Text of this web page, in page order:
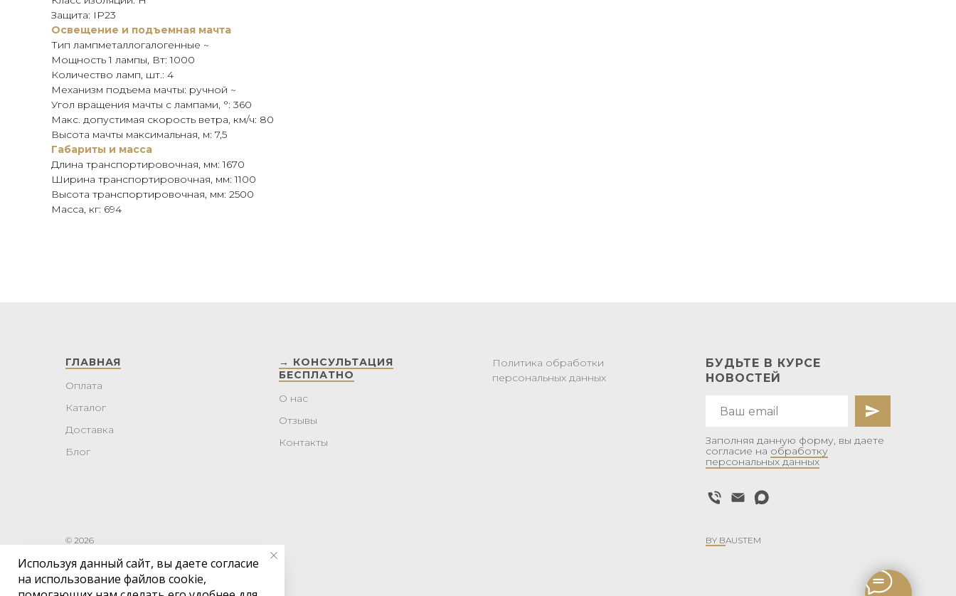
Защита: IP23
Освещение и подъемная мачта
Тип лампметаллогалогенные ~
Мощность 1 лампы, Вт: 1000
Количество ламп, шт.: 4
Механизм подъема мачты: ручной ~
Угол вращения мачты с лампами, °: 360
Макс. допустимая скорость ветра, км/ч: 80
Высота мачты максимальная, м: 7,5
Габариты и масса
Длина транспортировочная, мм: 1670
Ширина транспортировочная, мм: 1100
Высота транспортировочная, мм: 2500
Масса, кг: 694
ГЛАВНАЯ
Оплата
Каталог
Доставка
Блог
→ КОНСУЛЬТАЦИЯ
БЕСПЛАТНО
О нас
Отзывы
Контакты
Политика обработки
персональных данных
БУДЬТЕ В КУРСЕ
НОВОСТЕЙ
Заполняя данную форму, вы даете
согласие на обработку
персональных данных
© 2026 BY BAUSTEM
Используя данный сайт, вы даете согласие
на использование файлов cookie,